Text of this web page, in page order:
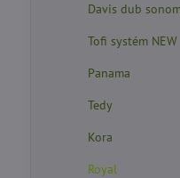
Davis dub
Tofi systém NEW
Panama
Tedy
Kora
Royal